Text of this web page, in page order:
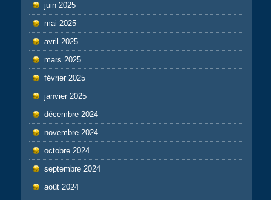
juin 2025
mai 2025
avril 2025
mars 2025
février 2025
janvier 2025
décembre 2024
novembre 2024
octobre 2024
septembre 2024
août 2024